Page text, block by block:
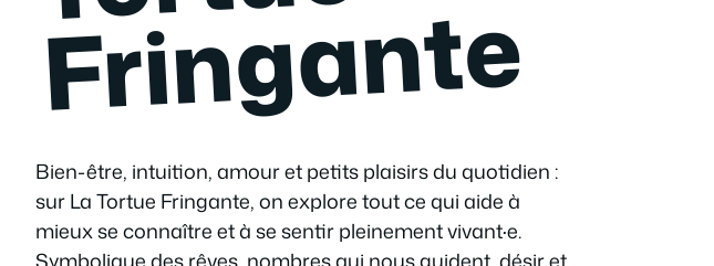
e
Bien-être, intuition, amour et petits plaisirs du quotidien :
sur La Tortue Fringante, on explore tout ce qui aide à
mieux se connaître et à se sentir pleinement vivant·e.